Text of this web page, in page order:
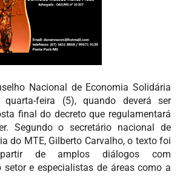
Nacional de Economia Solidária
quarta-feira (5), quando deverá ser
final do decreto que regulamentará
Segundo o secretário nacional de
do MTE, Gilberto Carvalho, o texto foi
de amplos diálogos com
setor e especialistas de áreas como a